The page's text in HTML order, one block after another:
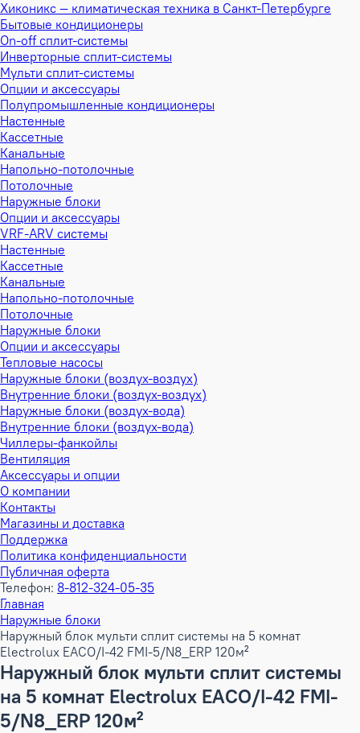
Хиконикс — климатическая техника в Санкт-Петербурге
Бытовые кондиционеры
On-off сплит-системы
Инверторные сплит-системы
Мульти сплит-системы
Опции и аксессуары
Полупромышленные кондиционеры
Настенные
Кассетные
Канальные
Напольно-потолочные
Потолочные
Наружные блоки
Опции и аксессуары
VRF-ARV системы
Настенные
Кассетные
Канальные
Напольно-потолочные
Потолочные
Наружные блоки
Опции и аксессуары
Тепловые насосы
Наружные блоки (воздух-воздух)
Внутренние блоки (воздух-воздух)
Наружные блоки (воздух-вода)
Внутренние блоки (воздух-вода)
Чиллеры-фанкойлы
Вентиляция
Аксессуары и опции
О компании
Контакты
Магазины и доставка
Поддержка
Политика конфиденциальности
Публичная оферта
Телефон: 8-812-324-05-35
Главная
Наружные блоки
Наружный блок мульти сплит системы на 5 комнат
Electrolux EACO/I-42 FMI-5/N8_ERP 120м²
Наружный блок мульти сплит системы
на 5 комнат Electrolux EACO/I-42 FMI-
5/N8_ERP 120м²